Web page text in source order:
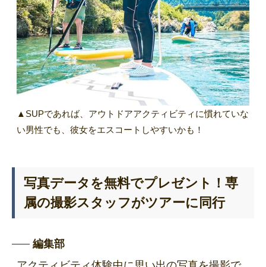
▲SUPであれば、アウトドアアクティビティに慣れていな
い男性でも、彼女をエスコートしやすいかも！
写真データを無料でプレゼント！専
属の撮影スタッフがツアーに同行
編集部